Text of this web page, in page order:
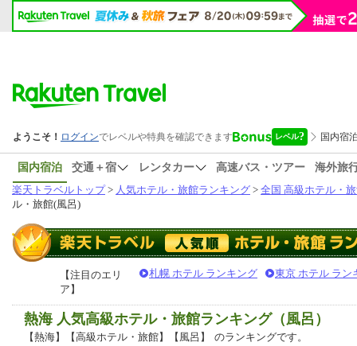
国内宿泊 交通＋宿 レンタカー 高速バス・ツアー
海外旅
楽天トラベルトップ> 人気ホテル・旅館ランキング > 全国 高級ホテル・
ル・旅館(風呂)
【注目のエリ
ア】
札幌 ホテル ランキング 東京 ホテル ラン
熱海 人気高級ホテル・旅館ランキング（風呂）
【熱海】【高級ホテル・旅館】【風呂】 のランキングです。